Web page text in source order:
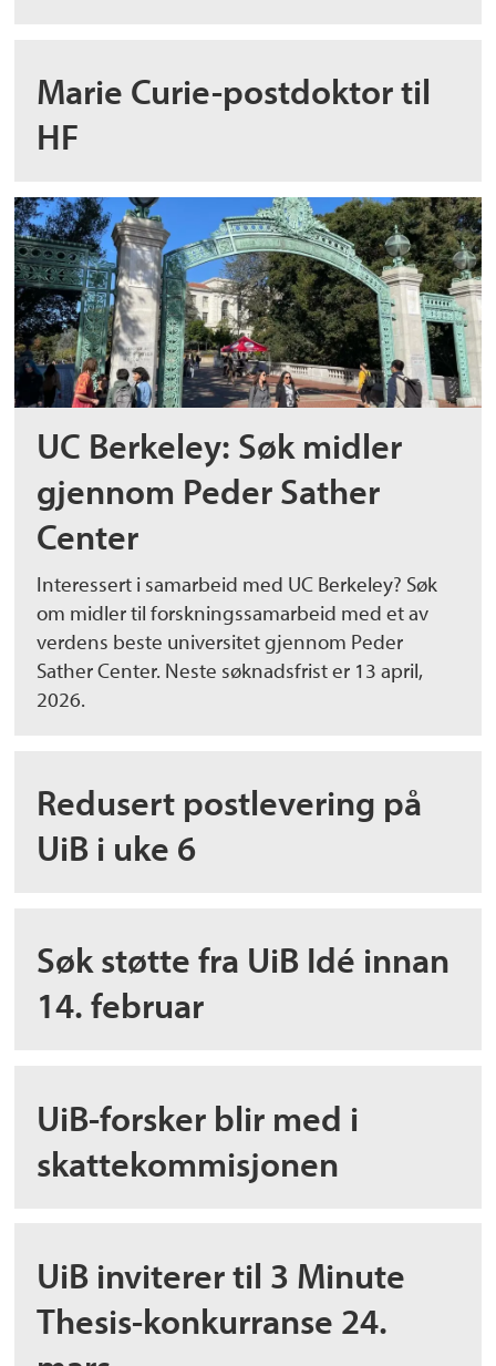
Marie Curie-postdoktor til
HF
UC Berkeley: Søk midler
gjennom Peder Sather
Center
Interessert i samarbeid med UC Berkeley? Søk
om midler til forskningssamarbeid med et av
verdens beste universitet gjennom Peder
Sather Center. Neste søknadsfrist er 13 april,
2026.
Redusert postlevering på
UiB i uke 6
Søk støtte fra UiB Idé innan
14. februar
UiB-forsker blir med i
skattekommisjonen
UiB inviterer til 3 Minute
Thesis-konkurranse 24.